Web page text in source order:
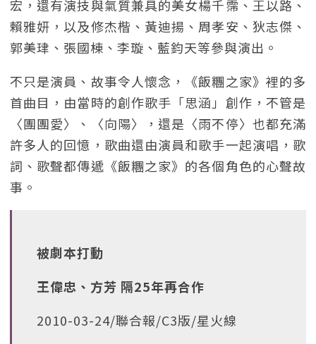
宏，還有演技與氣質兼具的美女楊千霈、王以路、
賴雅妍，以及修杰楷、黃迪揚、周孝安、狄志傑、
郭美珒、張國棟、李璇、藍鈞天等參與演出。
不只是演員、故事令人懷念，《飯糰之家》裡的多
首曲目，由當時的創作歌手「思涵」創作，不管是
〈團團愛〉、〈向陽〉，還是〈雨不停〉也都充滿
許多人的回憶，歌曲還由演員和歌手一起演唱，歌
詞、歌聲都傳遞《飯糰之家》的各個角色的心聲故
事。
被劇本打動
王偉忠、方芳 隔25年再合作
2010-03-24/聯合報/C3版/星火線